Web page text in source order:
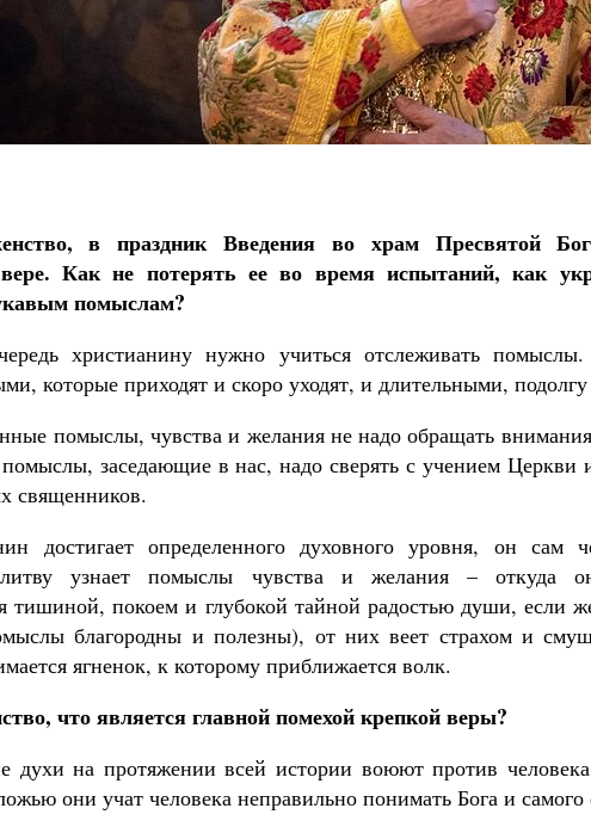
в праздник Введения во храм Пресвятой
Как не потерять ее во время испытаний, как
помыслам?
христианину нужно учиться отслеживать
которые приходят и скоро уходят, и длительными,
помыслы, чувства и желания не надо обращать
заседающие в нас, надо сверять с учением Церкви
священников.
достигает определенного духовного уровня, он
узнает помыслы чувства и желания – откуда
тишиной, покоем и глубокой тайной радостью души, если
благородны и полезны), от них веет страхом и
ягненок, к которому приближается волк.
что является главной помехой крепкой веры?
на протяжении всей истории воюют против
они учат человека неправильно понимать Бога и самого